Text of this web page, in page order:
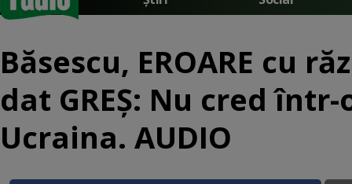
Băsescu, EROARE cu
dat GREȘ: Nu cred
Ucraina. AUDIO